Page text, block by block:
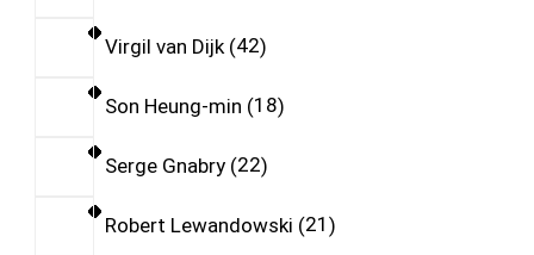
Virgil van Dijk 42
Son Heung-min 18
Serge Gnabry 22
Robert Lewandowski 21